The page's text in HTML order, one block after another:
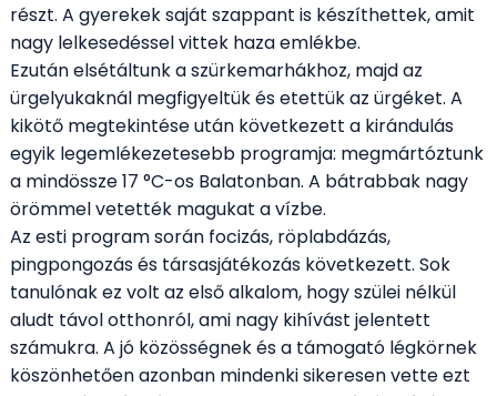
részt. A gyerekek saját szappant is készíthettek, amit
nagy lelkesedéssel vittek haza emlékbe.
Ezután elsétáltunk a szürkemarhákhoz, majd az
ürgelyukaknál megfigyeltük és etettük az ürgéket. A
kikötő megtekintése után következett a kirándulás
egyik legemlékezetesebb programja: megmártóztunk
a mindössze 17 °C-os Balatonban. A bátrabbak nagy
örömmel vetették magukat a vízbe.
Az esti program során focizás, röplabdázás,
pingpongozás és társasjátékozás következett. Sok
tanulónak ez volt az első alkalom, hogy szülei nélkül
aludt távol otthonról, ami nagy kihívást jelentett
számukra. A jó közösségnek és a támogató légkörnek
köszönhetően azonban mindenki sikeresen vette ezt